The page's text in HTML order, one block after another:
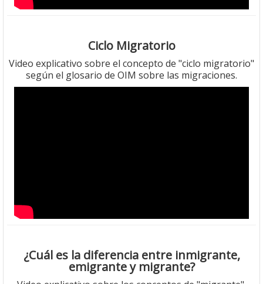
Ciclo Migratorio
Video explicativo sobre el concepto de "ciclo migratorio"
según el glosario de OIM sobre las migraciones.
¿Cuál es la diferencia entre inmigrante,
emigrante y migrante?